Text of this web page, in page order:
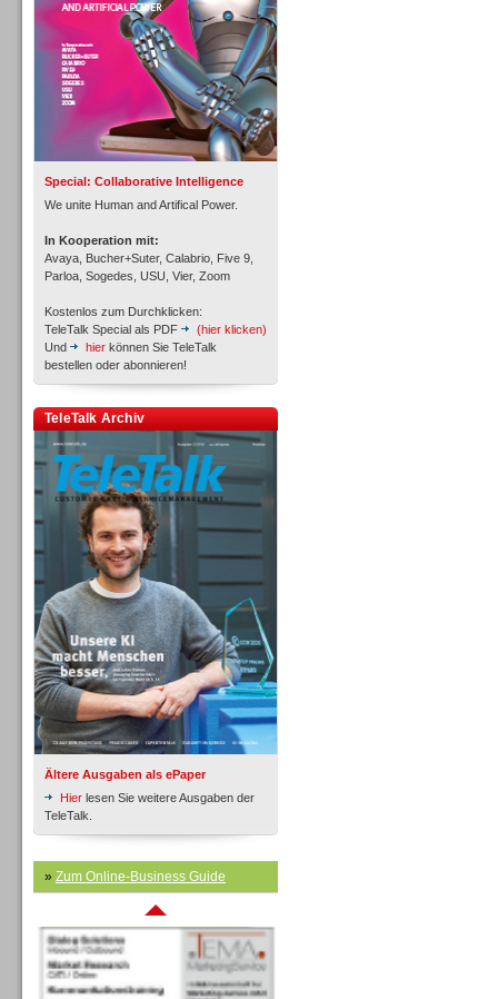
Special: Collaborative Intelligence
We unite Human and Artifical Power.
In Kooperation mit:
Avaya, Bucher+Suter, Calabrio, Five 9,
Parloa, Sogedes, USU, Vier, Zoom
Kostenlos zum Durchklicken:
TeleTalk Special als PDF
(hier klicken)
Und
hier können Sie TeleTalk
bestellen oder abonnieren!
TeleTalk Archiv
Ältere Ausgaben als ePaper
Hier lesen Sie weitere Ausgaben der
TeleTalk.
» Zum Online-Business Guide
Inbound
Inbound
Inbound
Inbound